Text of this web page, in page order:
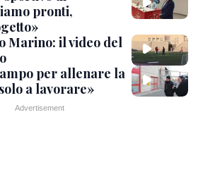
pronti,
Marino: il video del
per allenare la
a lavorare»